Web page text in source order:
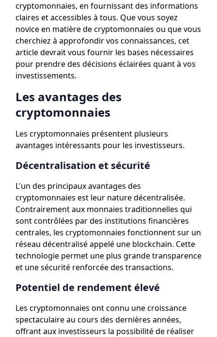
cryptomonnaies, en fournissant des informations
claires et accessibles à tous. Que vous soyez
novice en matière de cryptomonnaies ou que vous
cherchiez à approfondir vos connaissances, cet
article devrait vous fournir les bases nécessaires
pour prendre des décisions éclairées quant à vos
investissements.
Les avantages des
cryptomonnaies
Les cryptomonnaies présentent plusieurs
avantages intéressants pour les investisseurs.
Décentralisation et sécurité
L'un des principaux avantages des
cryptomonnaies est leur nature décentralisée.
Contrairement aux monnaies traditionnelles qui
sont contrôlées par des institutions financières
centrales, les cryptomonnaies fonctionnent sur un
réseau décentralisé appelé une blockchain. Cette
technologie permet une plus grande transparence
et une sécurité renforcée des transactions.
Potentiel de rendement élevé
Les cryptomonnaies ont connu une croissance
spectaculaire au cours des dernières années,
offrant aux investisseurs la possibilité de réaliser